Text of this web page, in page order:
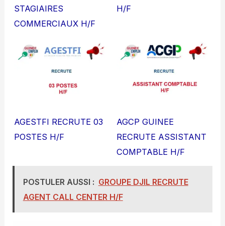
STAGIAIRES
COMMERCIAUX H/F
H/F
AGESTFI RECRUTE 03
POSTES H/F
AGCP GUINEE
RECRUTE ASSISTANT
COMPTABLE H/F
POSTULER AUSSI : GROUPE DJIL RECRUTE
AGENT CALL CENTER H/F